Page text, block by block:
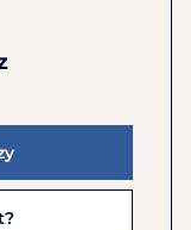
se
zácpové
a při
a jemná
být psyllium
stabilizovaný.